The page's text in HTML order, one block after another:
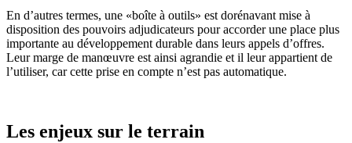
En d’autres termes, une «boîte à outils» est dorénavant mise à
disposition des pouvoirs adjudicateurs pour accorder une place plus
importante au développement durable dans leurs appels d’offres.
Leur marge de manœuvre est ainsi agrandie et il leur appartient de
l’utiliser, car cette prise en compte n’est pas automatique.
Les enjeux sur le terrain